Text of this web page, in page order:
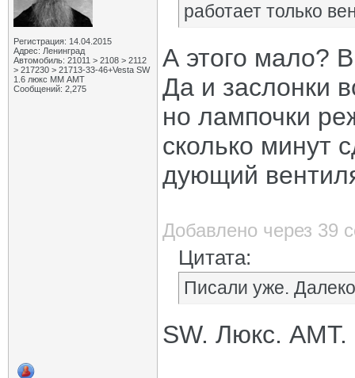
Регистрация: 14.04.2015
Адрес: Ленинград
Автомобиль: 21011 > 2108 > 2112
> 217230 > 21713-33-46+Vesta SW
1.6 люкс ММ АМТ
Сообщений: 2,275
работает только
А этого мало?
Да и заслонки
но лампочки
сколько минут
дующий
Добавлено через 39
Цитата:
Писали уже.
SW. Люкс.